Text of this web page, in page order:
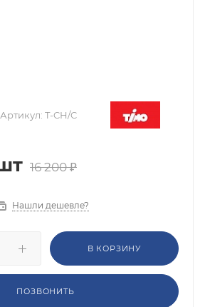
Артикул: T-CH/C
16 200₽
Нашли дешевле?
В КОРЗИНУ
ПОЗВОНИТЬ